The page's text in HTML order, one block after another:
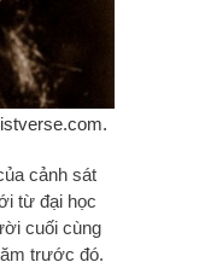
cảnh sát
từ đại học
cuối cùng
trước đó.